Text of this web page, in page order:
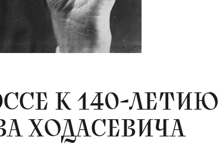
К 140-ЛЕТИЮ
ХОДАСЕВИЧА